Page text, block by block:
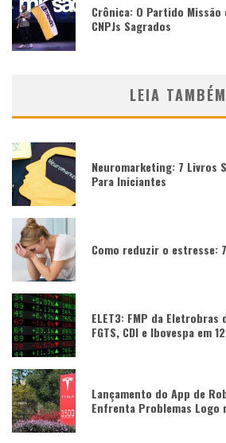
Crônica: O Partido
CNPJs Sagrados
LEIA TAMBÉM
Neuromarketing: 7 Livros
Para Iniciantes
Como reduzir o estresse:
ELET3: FMP da
FGTS, CDI e Ibovespa em
Lançamento do App de
Enfrenta Problemas Logo